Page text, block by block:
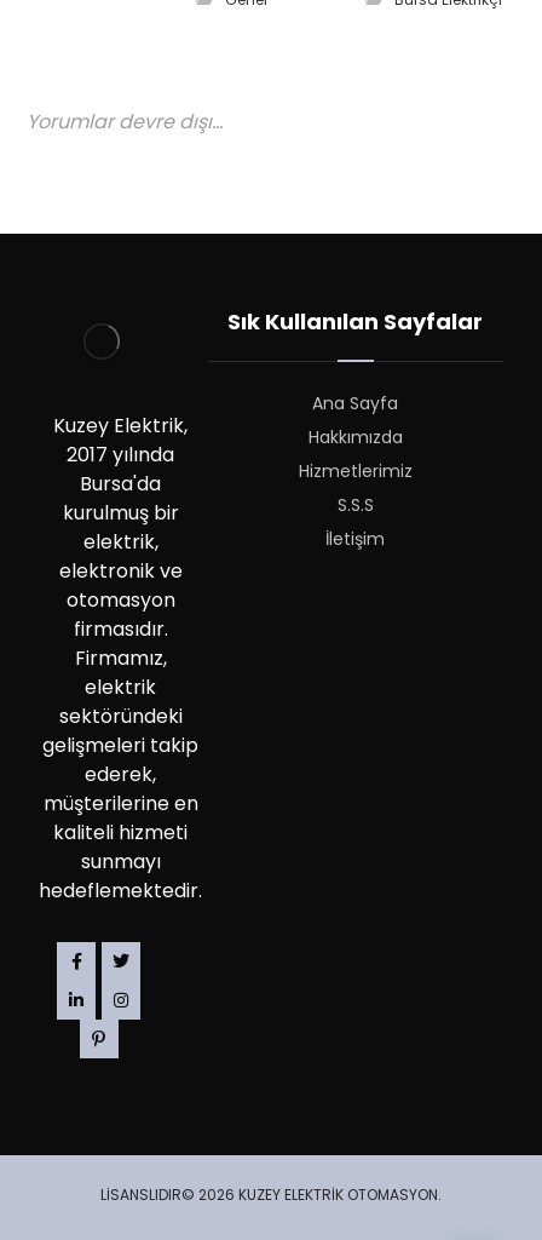
Yorumlar devre dışı...
Kuzey Elektrik,
2017 yılında
Bursa'da
kurulmuş bir
elektrik,
elektronik ve
otomasyon
firmasıdır.
Firmamız,
elektrik
sektöründeki
gelişmeleri takip
ederek,
müşterilerine en
kaliteli hizmeti
sunmayı
hedeflemektedir.
Sık Kullanılan Sayfalar
Ana Sayfa
Hakkımızda
Hizmetlerimiz
S.S.S
İletişim
LİSANSLIDIR© 2026 KUZEY ELEKTRİK OTOMASYON.